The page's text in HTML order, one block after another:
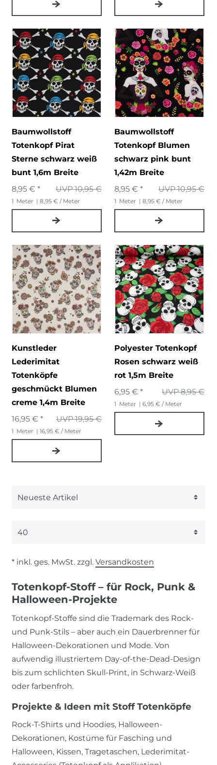
Baumwollstoff
Totenkopf Pirat
Sterne schwarz weiß
bunt 1,6m Breite
UVP 10,95 €
8,95 € *
1 Meter | 8,95 € / Meter
Baumwollstoff
Totenkopf Blumen
schwarz pink bunt
1,42m Breite
UVP 10,95 €
8,95 € *
1 Meter | 8,95 € / Meter
Kunstleder
Lederimitat
Totenköpfe
geschmückt Blumen
creme 1,4m Breite
UVP 19,95 €
16,95 € *
1 Meter | 16,95 € / Meter
Polyester Totenkopf
Rosen schwarz weiß
rot 1,5m Breite
UVP 8,95 €
6,95 € *
1 Meter | 6,95 € / Meter
* inkl. ges. MwSt. zzgl. Versandkosten
Totenkopf-Stoff – für Rock, Punk &
Halloween-Projekte
Totenkopf-Stoffe sind die Trademark des Rock-
und Punk-Stils – aber auch ein Dauerbrenner für
Halloween-Dekorationen und Mode. Von
aufwendig illustriertem Day-of-the-Dead-Design
bis zum schlichten Skull-Print, in Schwarz-Weiß
oder farbenfroh.
Projekte & Ideen mit Stoff Totenköpfe
Rock-T-Shirts und Hoodies, Halloween-
Dekorationen, Kostüme für Fasching und
Halloween, Kissen, Tragetaschen, Lederimitat-